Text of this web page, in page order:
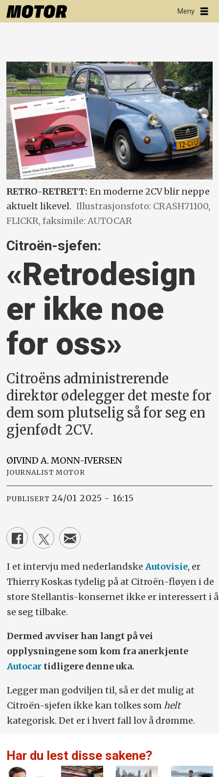
RETRO-RETRETT:En moderne 2CV blir neppe
aktuelt likevel. Illustrasjonsfoto: CRASH71100,
FLICKR, faksimile: AUTOCAR
Citroën-sjefen:
«Retrodesign
er ikke noe
for oss»
Citroëns administrerende
direktør ødelegger det meste for
dem som plutselig så for seg en
gjenfødt 2CV.
ØIVIND A. MONN-IVERSEN
JOURNALIST MOTOR
PUBLISERT 24/01 2025 - 16:15
I et intervju med nederlandske Autovisie, er
Thierry Koskas tydelig på at Citroën-fløyen i de
store Stellantis-konsernet ikke er interessert i å
se seg tilbake.
Dermed avviser han langt på vei
opplysningene som kom fra anerkjente
Autocartidligere denne uka.
Legger man godviljen til, så er det mulig at
Citroën-sjefen ikke kan tolkes som helt
kategorisk. Det er i hvert fall lov å drømme.
Har du lest disse sakene?